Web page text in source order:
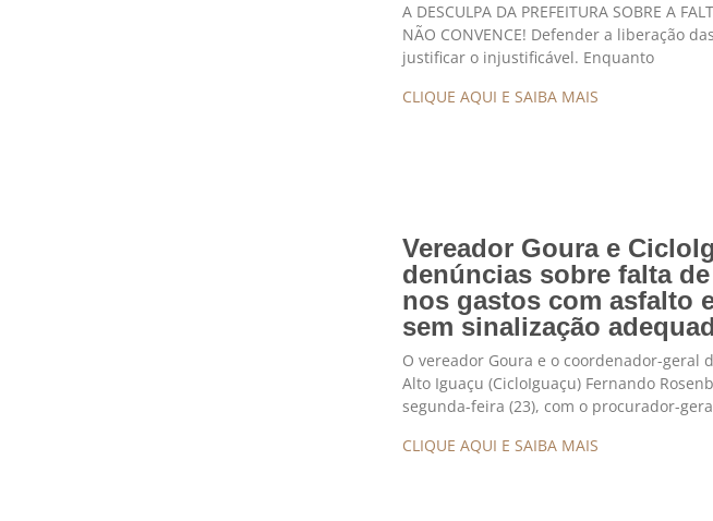
A DESCULPA DA PREFEITURA SOBRE A
NÃO CONVENCE! Defender a liberação
justificar o injustificável. Enquanto
CLIQUE AQUI E SAIBA MAIS
Vereador Goura e
denúncias sobre falta
nos gastos com asfalto
sem sinalização
O vereador Goura e o coordenador-geral
Alto Iguaçu (CicloIguaçu) Fernando
segunda-feira (23), com o procurador-
CLIQUE AQUI E SAIBA MAIS